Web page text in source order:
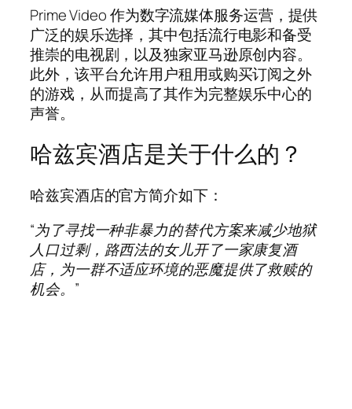
Prime Video 作为数字流媒体服务运营，提供
广泛的娱乐选择，其中包括流行电影和备受
推崇的电视剧，以及独家亚马逊原创内容。
此外，该平台允许用户租用或购买订阅之外
的游戏，从而提高了其作为完整娱乐中心的
声誉。
哈兹宾酒店是关于什么的？
哈兹宾酒店的官方简介如下：
“为了寻找一种非暴力的替代方案来减少地狱
人口过剩，路西法的女儿开了一家康复酒
店，为一群不适应环境的恶魔提供了救赎的
机会。”